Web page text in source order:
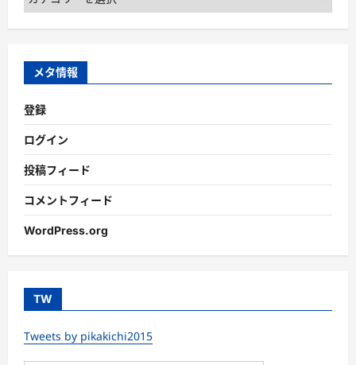
テ
ゴ
ー
メタ情報
登録
ログイン
投稿フィード
コメントフィード
WordPress.org
TW
Tweets by pikakichi2015